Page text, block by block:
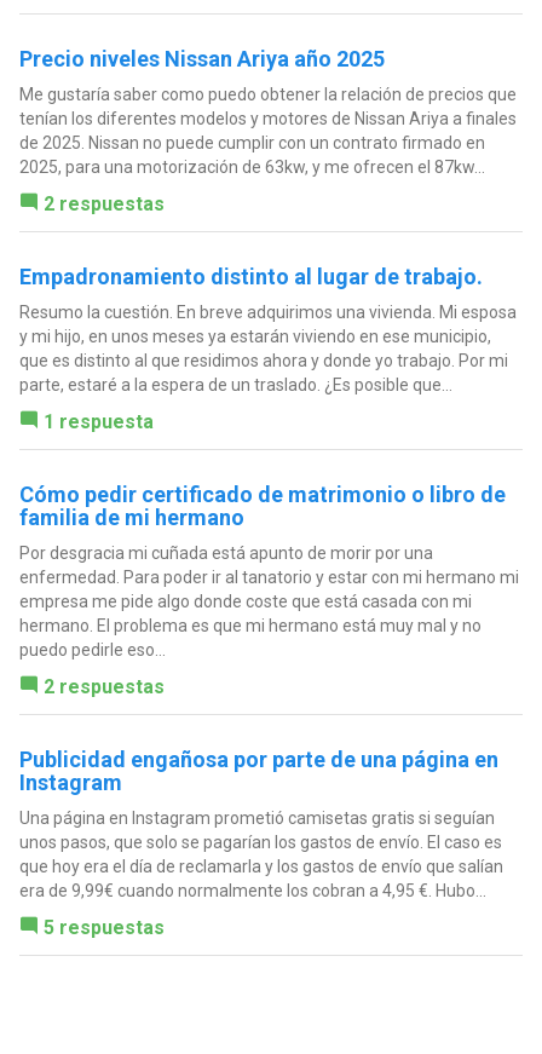
Precio niveles Nissan Ariya año 2025
Me gustaría saber como puedo obtener la relación de precios que
tenían los diferentes modelos y motores de Nissan Ariya a finales
de 2025. Nissan no puede cumplir con un contrato firmado en
2025, para una motorización de 63kw, y me ofrecen el 87kw...
2 respuestas
Empadronamiento distinto al lugar de trabajo.
Resumo la cuestión. En breve adquirimos una vivienda. Mi esposa
y mi hijo, en unos meses ya estarán viviendo en ese municipio,
que es distinto al que residimos ahora y donde yo trabajo. Por mi
parte, estaré a la espera de un traslado. ¿Es posible que...
1 respuesta
Cómo pedir certificado de matrimonio o libro de
familia de mi hermano
Por desgracia mi cuñada está apunto de morir por una
enfermedad. Para poder ir al tanatorio y estar con mi hermano mi
empresa me pide algo donde coste que está casada con mi
hermano. El problema es que mi hermano está muy mal y no
puedo pedirle eso...
2 respuestas
Publicidad engañosa por parte de una página en
Instagram
Una página en Instagram prometió camisetas gratis si seguían
unos pasos, que solo se pagarían los gastos de envío. El caso es
que hoy era el día de reclamarla y los gastos de envío que salían
era de 9,99€ cuando normalmente los cobran a 4,95 €. Hubo...
5 respuestas